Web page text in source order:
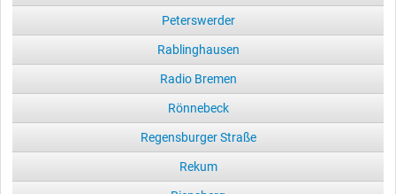
Peterswerder
Rablinghausen
Radio Bremen
Rönnebeck
Regensburger Straße
Rekum